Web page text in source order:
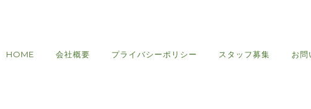
HOME 会社概要 プライバシーポリシー スタッフ募集 お問